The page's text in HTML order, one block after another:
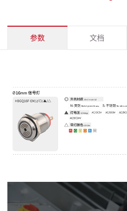
参数 文档